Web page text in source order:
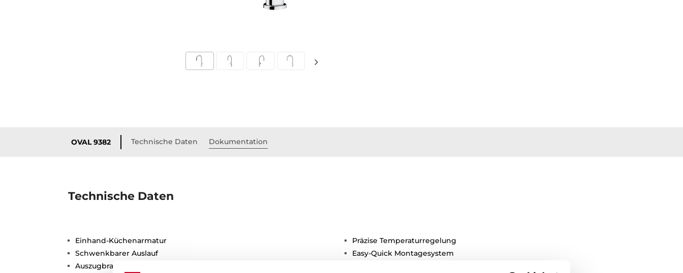
OVAL 9382 Technische Daten Dokumentation
Technische Daten
Einhand-Küchenarmatur
Schwenkbarer Auslauf
Auszugbrause mit zwei Strahlarten
Präzise Temperaturregelung
Easy-Quick Montagesystem